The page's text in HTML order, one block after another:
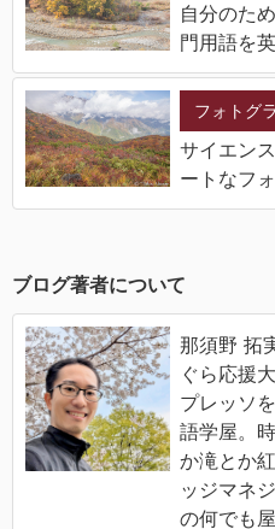
自分のた
門用語を
フォトグ
サイエン
ートなフ
ブログ著者について
那須野 拓
ぐら応援
プレッソ
語学屋。
か滝とか
ッジマネ
の何でも